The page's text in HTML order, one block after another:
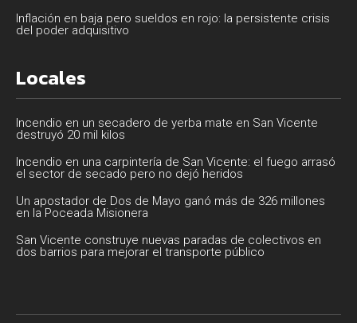
Inflación en baja pero sueldos en rojo: la persistente crisis
del poder adquisitivo
Locales
Incendio en un secadero de yerba mate en San Vicente
destruyó 20 mil kilos
Incendio en una carpintería de San Vicente: el fuego arrasó
el sector de secado pero no dejó heridos
Un apostador de Dos de Mayo ganó más de 326 millones
en la Poceada Misionera
San Vicente construye nuevas paradas de colectivos en
dos barrios para mejorar el transporte público